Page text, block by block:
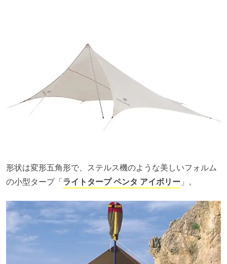
形状は変形五角形で、ステルス機のような美しいフォルム
の小型タープ「ライトタープ ペンタ アイボリー 」。